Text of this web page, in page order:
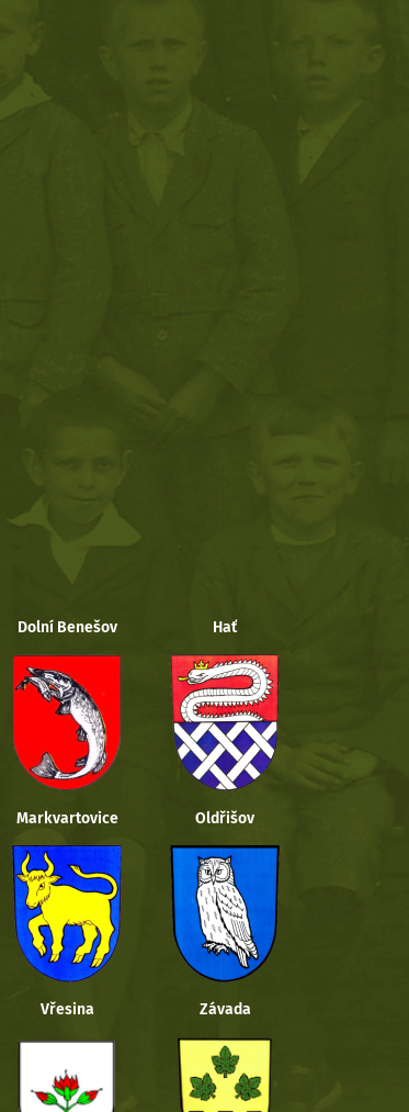
Dolní Benešov Hať
Markvartovice Oldřišov
Vřesina Závada